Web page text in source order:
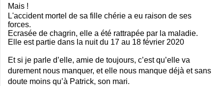
Mais !
L'accident mortel de sa fille chérie a eu raison de ses
forces.
Ecrasée de chagrin, elle a été rattrapée par la maladie.
Elle est partie dans la nuit du 17 au 18 février 2020
Et si je parle d’elle, amie de toujours, c’est qu’elle va
durement nous manquer, et elle nous manque déjà et sans
doute moins qu’à Patrick, son mari.